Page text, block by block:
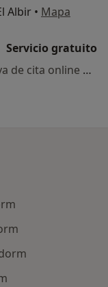
Albir • Mapa
Servicio gratuito
Este especialista no ofrece reserva de cita online en esta dirección.